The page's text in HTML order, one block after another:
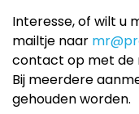
Interesse, of wilt u
mailtje naar
contact op met de
Bij meerdere
gehouden worden.